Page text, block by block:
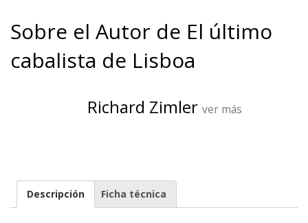
Sobre el Autor de El último
cabalista de Lisboa
Richard Zimler ver más
Descripción Ficha técnica